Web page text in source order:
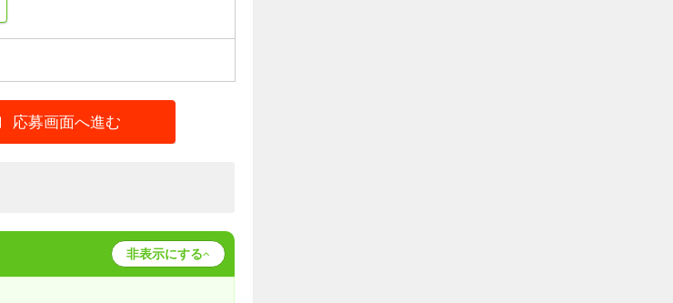
応募画面へ進む
非表示にする